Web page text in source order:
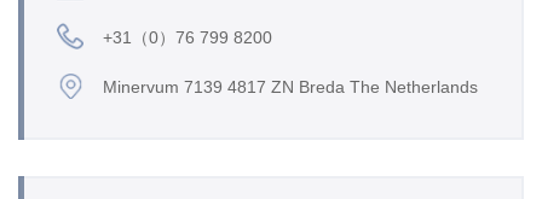
+31（0）76 799 8200
Minervum 7139 4817 ZN Breda The Netherlands